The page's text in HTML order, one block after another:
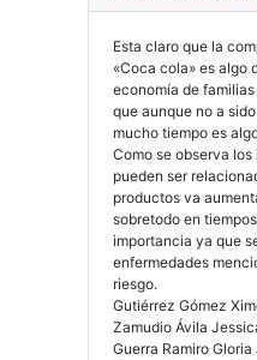
Esta claro que la
«Coca cola» es algo
economía de
que aunque no a
mucho tiempo es
Como se observa
pueden ser
productos va
sobretodo en
importancia ya que
enfermedades
riesgo.
Gutiérrez Gómez
Zamudio Ávila
Guerra Ramiro